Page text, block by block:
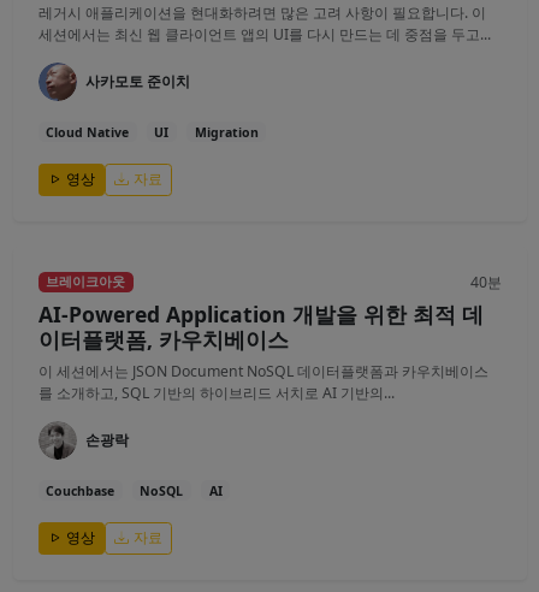
레거시 애플리케이션을 현대화하려면 많은 고려 사항이 필요합니다. 이
세션에서는 최신 웹 클라이언트 앱의 UI를 다시 만드는 데 중점을 두고...
사카모토 준이치
Cloud Native UI Migration
영상 자료
브레이크아웃 40분
AI-Powered Application 개발을 위한 최적 데
이터플랫폼, 카우치베이스
이 세션에서는 JSON Document NoSQL 데이터플랫폼과 카우치베이스
를 소개하고, SQL 기반의 하이브리드 서치로 AI 기반의...
손광락
Couchbase NoSQL AI
영상 자료